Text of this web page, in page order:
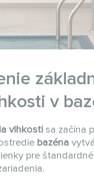
v
vlhkosti sa začína
bazéna
pre štandardné